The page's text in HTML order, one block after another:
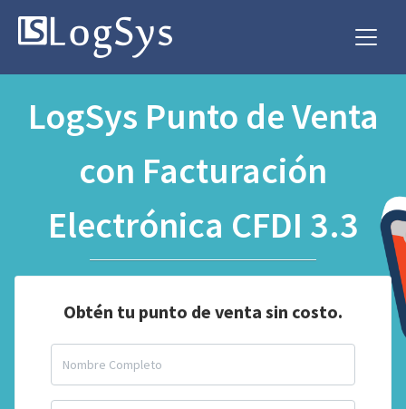
LogSys Punto de Venta
con Facturación
Electrónica CFDI 3.3
Obtén tu punto de venta sin costo.